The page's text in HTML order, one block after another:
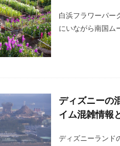
白浜フラワーパー
にいながら南国ム
ディズニーの
イム混雑情報
ディズニーランド